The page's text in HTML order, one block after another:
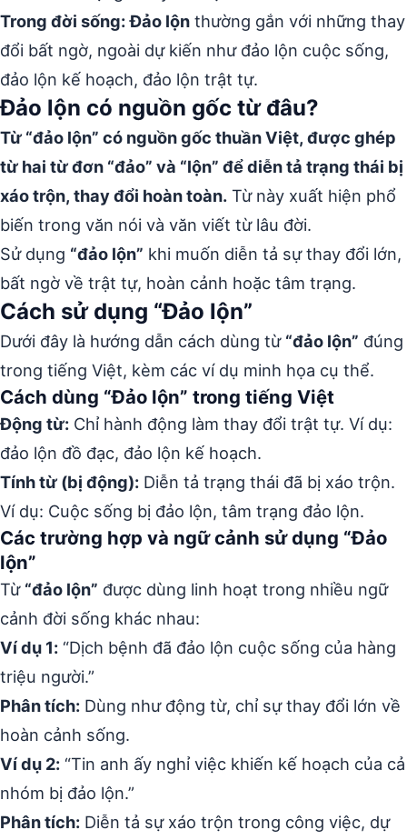
Trong đời sống: Đảo lộn thường gắn với những thay
đổi bất ngờ, ngoài dự kiến như đảo lộn cuộc sống,
đảo lộn kế hoạch, đảo lộn trật tự.
Đảo lộn có nguồn gốc từ đâu?
Từ “đảo lộn” có nguồn gốc thuần Việt, được ghép
từ hai từ đơn “đảo” và “lộn” để diễn tả trạng thái bị
xáo trộn, thay đổi hoàn toàn. Từ này xuất hiện phổ
biến trong văn nói và văn viết từ lâu đời.
Sử dụng “đảo lộn” khi muốn diễn tả sự thay đổi lớn,
bất ngờ về trật tự, hoàn cảnh hoặc tâm trạng.
Cách sử dụng “Đảo lộn”
Dưới đây là hướng dẫn cách dùng từ “đảo lộn” đúng
trong tiếng Việt, kèm các ví dụ minh họa cụ thể.
Cách dùng “Đảo lộn” trong tiếng Việt
Động từ: Chỉ hành động làm thay đổi trật tự. Ví dụ:
đảo lộn đồ đạc, đảo lộn kế hoạch.
Tính từ (bị động): Diễn tả trạng thái đã bị xáo trộn.
Ví dụ: Cuộc sống bị đảo lộn, tâm trạng đảo lộn.
Các trường hợp và ngữ cảnh sử dụng “Đảo
lộn”
Từ “đảo lộn” được dùng linh hoạt trong nhiều ngữ
cảnh đời sống khác nhau:
Ví dụ 1: “Dịch bệnh đã đảo lộn cuộc sống của hàng
triệu người.”
Phân tích: Dùng như động từ, chỉ sự thay đổi lớn về
hoàn cảnh sống.
Ví dụ 2: “Tin anh ấy nghỉ việc khiến kế hoạch của cả
nhóm bị đảo lộn.”
Phân tích: Diễn tả sự xáo trộn trong công việc, dự